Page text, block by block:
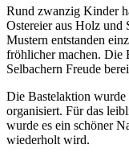
Rund zwanzig Kinder
Ostereier aus Holz und
Mustern entstanden
fröhlicher machen. Die
Selbachern Freude
Die Bastelaktion
organisiert. Für das
wurde es ein schöner
wiederholt wird.